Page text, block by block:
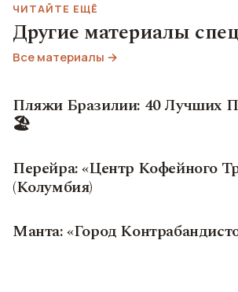
ЧИТАЙТЕ ЕЩЁ
Другие материалы
Все материалы →
Пляжи Бразилии: 40 Лучших
🏖
Перейра: «Центр Кофейного
(Колумбия)
Манта: «Город